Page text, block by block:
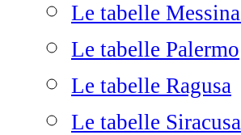
Le tabelle
Le tabelle Palermo
Le tabelle Ragusa
Le tabelle Siracusa